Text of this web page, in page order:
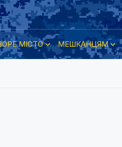
МІСТО МЕШКАНЦЯМ